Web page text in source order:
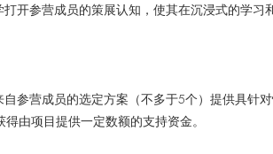
开参营成员的策展认知，使其在沉浸式的学习
参营成员的选定方案（不多于5个）提供具针
得由项目提供一定数额的支持资金。